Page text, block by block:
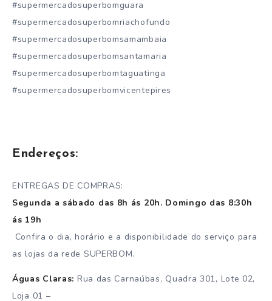
#supermercadosuperbomguara
#supermercadosuperbomriachofundo
#supermercadosuperbomsamambaia
#supermercadosuperbomsantamaria
#supermercadosuperbomtaguatinga
#supermercadosuperbomvicentepires
Endereços:
ENTREGAS DE COMPRAS:
Segunda a sábado das 8h ás 20h. Domingo das 8:30h
ás 19h
Confira o dia, horário e a disponibilidade do serviço para
as lojas da rede SUPERBOM.
Águas Claras: Rua das Carnaúbas, Quadra 301, Lote 02,
Loja 01 –